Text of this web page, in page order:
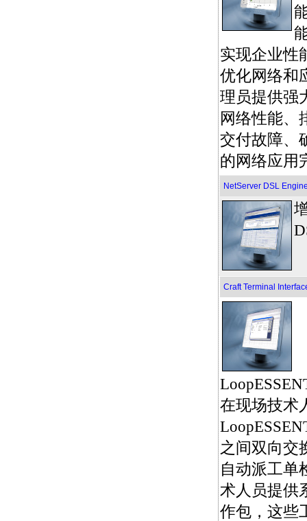
实现企业性
优化网络和
理员提供强
网络性能、
交付故障、
的网络应用
NetServer DSL
Craft Terminal
在现场技术
之间双向交
自动派工单
术人员提供
作包，这些